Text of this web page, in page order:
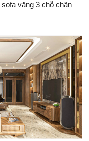
văng 3 chỗ chân